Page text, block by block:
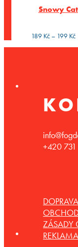
Snowy
189 Kč – 199 Kč
+420
ZÁSADY